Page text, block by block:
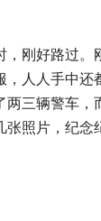
刚好路过。
，人人手中还
三辆警车，
照片，纪念